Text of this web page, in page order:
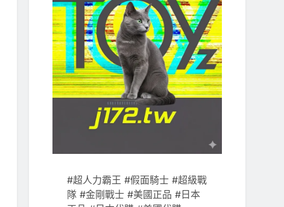
#超人力霸王 #假面騎士 #超級戰
隊 #金剛戰士 #美國正品 #日本